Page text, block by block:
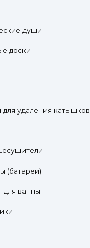
души
доски
удаления катышков
(батареи)
для ванны